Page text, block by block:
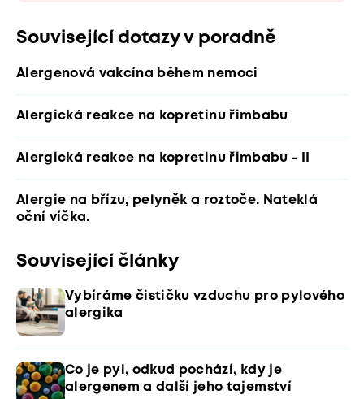
Související dotazy v poradně
Alergenová vakcína během nemoci
Alergická reakce na kopretinu řimbabu
Alergická reakce na kopretinu řimbabu - II
Alergie na břízu, pelyněk a roztoče. Nateklá
oční víčka.
Související články
Vybíráme čističku vzduchu pro pylového
alergika
Co je pyl, odkud pochází, kdy je
alergenem a další jeho tajemství